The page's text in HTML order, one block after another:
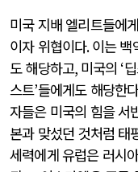
미국 지배 엘리트들에
이자 위협이다.이는 백
도 해당하고, 미국의 ‘
스트’들에게도 해당한
자들은 미국의 힘을 서
본과 맞섰던 것처럼 태
세력에게 유럽은 러시